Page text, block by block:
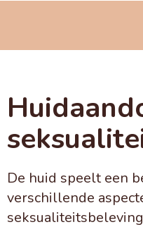
De huid speelt een
verschillende